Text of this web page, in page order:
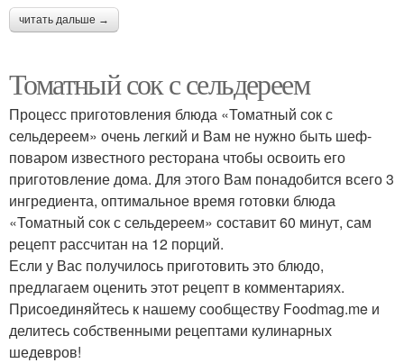
читать дальше →
Томатный сок с сельдереем
Процесс приготовления блюда «Томатный сок с
сельдереем» очень легкий и Вам не нужно быть шеф-
поваром известного ресторана чтобы освоить его
приготовление дома. Для этого Вам понадобится всего 3
ингредиента, оптимальное время готовки блюда
«Томатный сок с сельдереем» составит 60 минут, сам
рецепт рассчитан на 12 порций.
Если у Вас получилось приготовить это блюдо,
предлагаем оценить этот рецепт в комментариях.
Присоединяйтесь к нашему сообществу Foodmag.me и
делитесь собственными рецептами кулинарных
шедевров!